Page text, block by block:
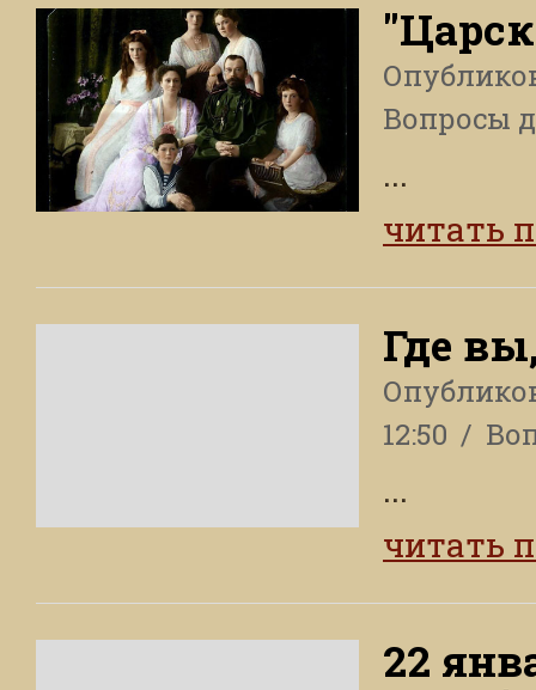
Вопросы
...
читать
Где
12:50
...
читать
22